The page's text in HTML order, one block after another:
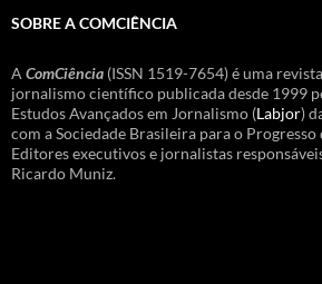
SOBRE A COMCIÊNCIA
A ComCiência (ISSN 1519-7654) é uma
jornalismo científico publicada desde 1999
Estudos Avançados em Jornalismo (Labjor)
com a Sociedade Brasileira para o Progresso
Editores executivos e jornalistas
Ricardo Muniz.